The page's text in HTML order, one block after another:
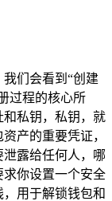
们会看到“创建
过程的核心所
私钥，私钥，就
产的重要凭证，
露给任何人，哪
你设置一个安全
用于解锁钱包和